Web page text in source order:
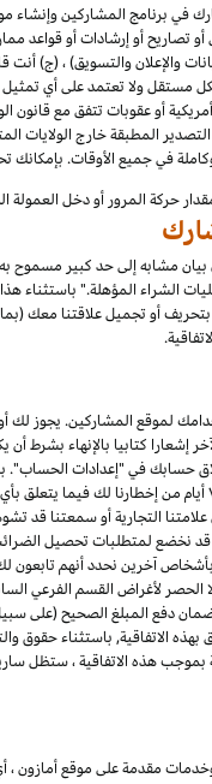
برنامج المشاركين وإنشاء
أو تصاريح أو إرشادات أو قواعد
والإعلان والتسويق) ، (ج)
مستقل ولا تعتمد على أي
أو عقوبات تتفق مع قانون
المطبقة خارج الولايات
وكاملة في جميع الأوقات.
حركة المرور أو دخل
مشابه إلى حد كبير مسموح
المؤهلة." باستثناء هذا
أو تجميل علاقتنا معك (بما
لموقع المشاركين. يجوز لك
كتابيا بالإنهاء بشرط أن
في "إعدادات الحساب".
أيام من إخطارنا لك فيما يتعلق
التجارية أو سمعتنا
قد نخضع لمتطلبات تحصيل
آخرين نحدد أنهم
دفع المبلغ الصحيح (على
الاتفاقية, باستثناء حقوق
هذه الاتفاقية ، ستظل
مقدمة على موقع أمازون ،